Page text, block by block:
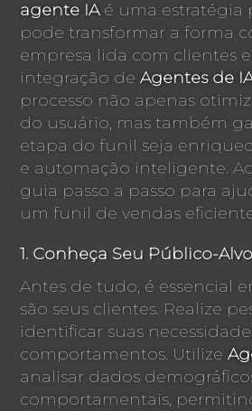
agente IAé uma estratégia
pode transformar a forma
empresa lida com clientes
integração deAgentes de
processo não apenas
do usuário, mas também
etapa do funil seja
e automação inteligente.
guia passo a passo para
um funil de vendas
1. Conheça Seu Público-Alvo
Antes de tudo, é essencial
são seus clientes. Realize
identificar suas
comportamentos. Utilize
analisar dados
comportamentais,